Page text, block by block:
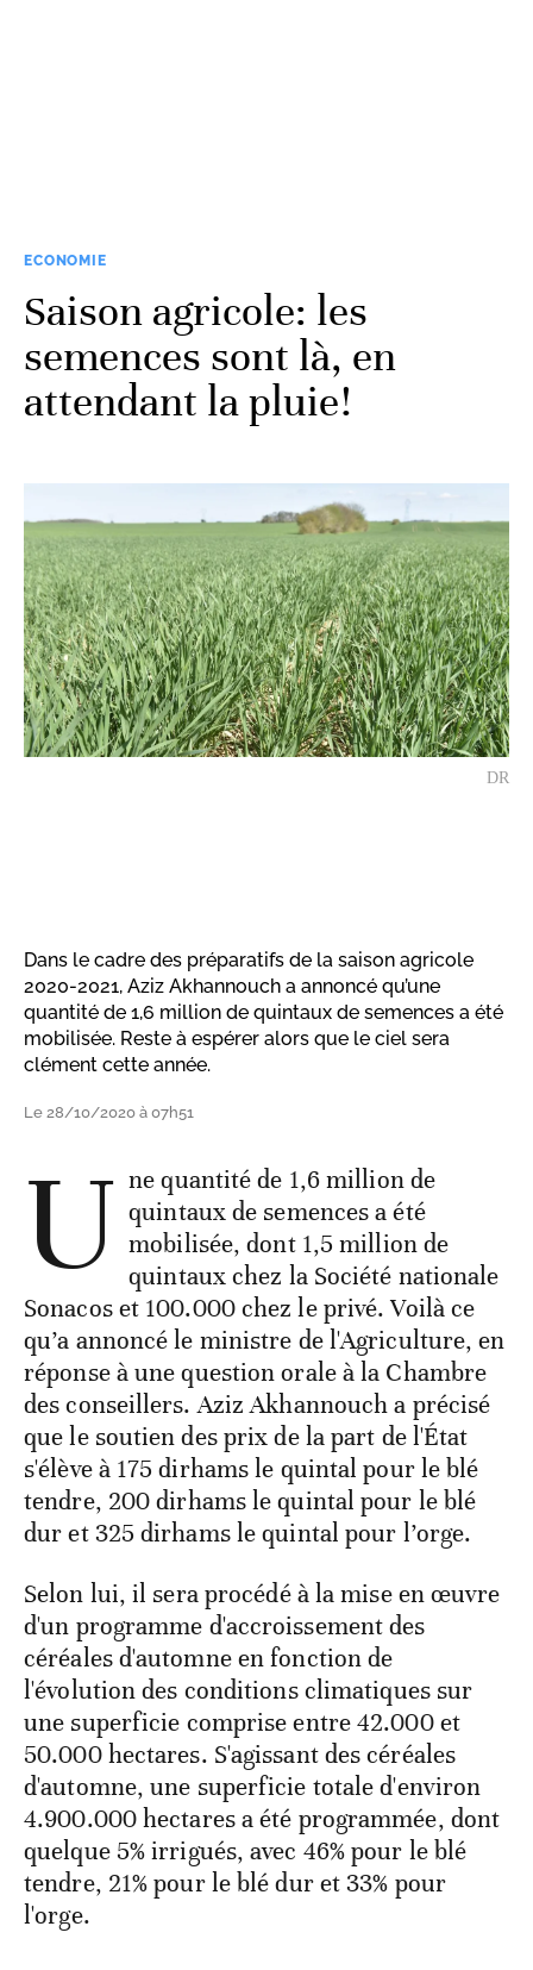
ECONOMIE
Saison agricole: les
semences sont là, en
attendant la pluie!
DR
Dans le cadre des préparatifs de la saison agricole
2020-2021, Aziz Akhannouch a annoncé qu’une
quantité de 1,6 million de quintaux de semences a été
mobilisée. Reste à espérer alors que le ciel sera
clément cette année.
Le 28/10/2020 à 07h51
U ne quantité de 1,6 million de
quintaux de semences a été
mobilisée, dont 1,5 million de
quintaux chez la Société nationale
Sonacos et 100.000 chez le privé. Voilà ce
qu’a annoncé le ministre de l'Agriculture, en
réponse à une question orale à la Chambre
des conseillers. Aziz Akhannouch a précisé
que le soutien des prix de la part de l'État
s'élève à 175 dirhams le quintal pour le blé
tendre, 200 dirhams le quintal pour le blé
dur et 325 dirhams le quintal pour l’orge.
Selon lui, il sera procédé à la mise en œuvre
d'un programme d'accroissement des
céréales d'automne en fonction de
l'évolution des conditions climatiques sur
une superficie comprise entre 42.000 et
50.000 hectares. S'agissant des céréales
d'automne, une superficie totale d'environ
4.900.000 hectares a été programmée, dont
quelque 5% irrigués, avec 46% pour le blé
tendre, 21% pour le blé dur et 33% pour
l'orge.